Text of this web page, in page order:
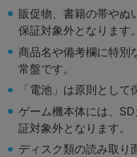
販促物、書籍の帯やぬ
保証対象外となります。
商品名や備考欄に特別
常盤です。
「電池」は原則として
ゲーム機本体には、
証対象外となります。
ディスク類の読み取り